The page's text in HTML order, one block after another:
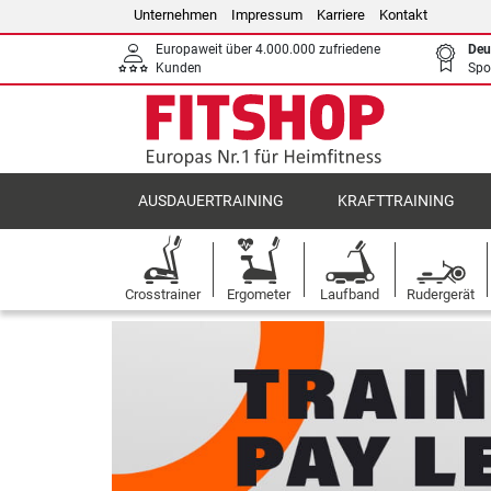
Unternehmen Impressum Karriere Kontakt
Europaweit über 4.000.000 zufriedene
Kunden
AUSDAUERTRAINING KRAFTTRAINING
Crosstrainer Ergometer Laufband Rudergerät